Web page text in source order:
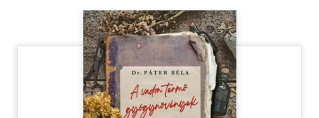
Hobbi, szabadidő